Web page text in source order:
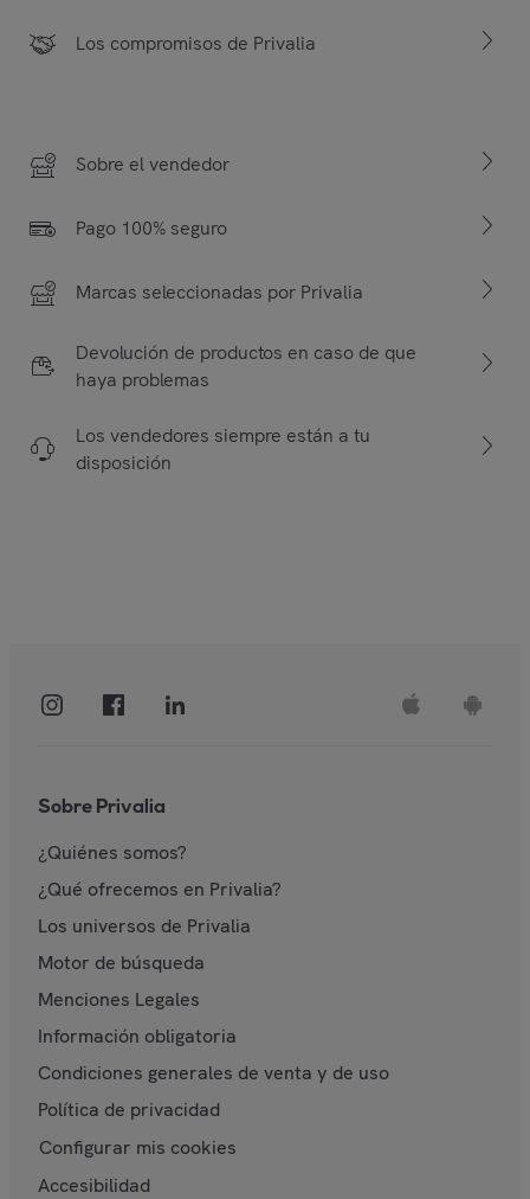
Los compromisos de Privalia
Sobre el vendedor
Pago 100% seguro
Marcas seleccionadas por Privalia
Devolución de productos en caso de que
haya problemas
Los vendedores siempre están a tu
disposición
Sobre Privalia
¿Quiénes somos?
¿Qué ofrecemos en Privalia?
Los universos de Privalia
Motor de búsqueda
Menciones Legales
Información obligatoria
Condiciones generales de venta y de uso
Política de privacidad
Configurar mis cookies
Accesibilidad